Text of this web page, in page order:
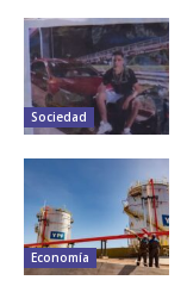
Sociedad
Economía